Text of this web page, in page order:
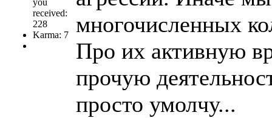
received:
228
Karma: 7
многочисленных
Про их активную
прочую
просто умолчу...